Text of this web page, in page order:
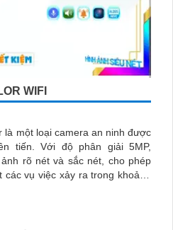
WIFI
là một loại camera an ninh được
giải 5MP,
rõ nét và sắc nét, cho phép
vụ việc xảy ra trong khoảng